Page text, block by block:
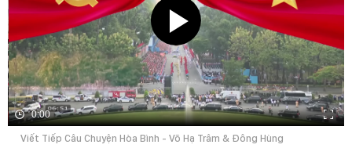
0:00
Viết Tiếp Câu Chuyện Hòa Bình - Võ Hạ Trâm & Đông Hùng